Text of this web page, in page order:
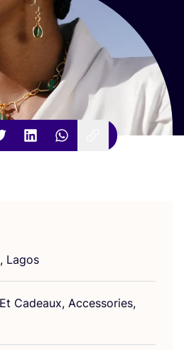
, Lagos
Cadeaux, Acces­so­ries,